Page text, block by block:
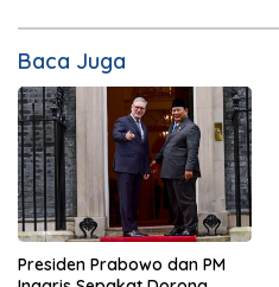
Baca Juga
Presiden Prabowo dan PM